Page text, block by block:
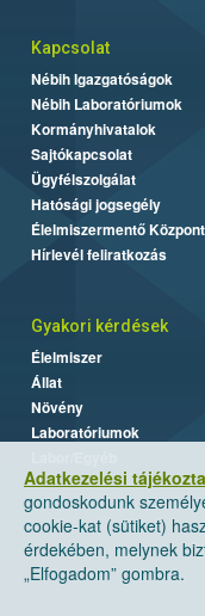
Adatkezelési
gondoskodunk
cookie-kat (sütiket)
érdekében, melynek
„Elfogadom” gombra.
Kapcsolat
Nébih Igazgatóságok
Nébih Laboratóriumok
Kormányhivatalok
Sajtókapcsolat
Ügyfélszolgálat
Hatósági jogsegély
Élelmiszermentő Központ
Hírlevél feliratkozás
Gyakori kérdések
Élelmiszer
Állat
Növény
Laboratóriumok